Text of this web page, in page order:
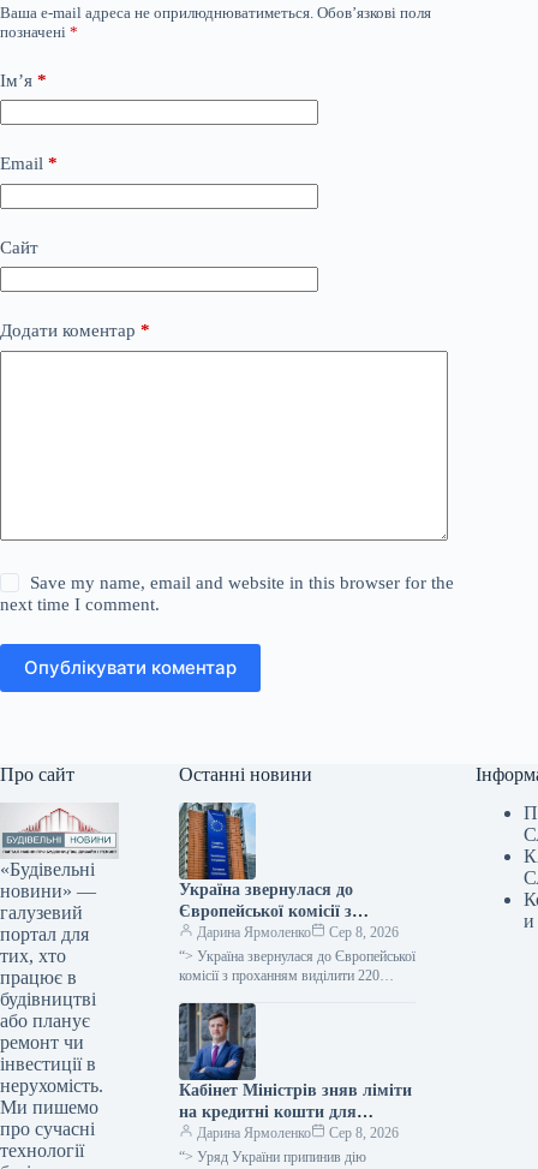
Ваша e-mail адреса не оприлюднюватиметься. Обов’язкові поля
позначені *
Ім’я *
Email *
Сайт
Додати коментар *
Save my name, email and website in this browser for the
next time I comment.
Опублікувати коментар
Про сайт
«Будівельні
новини» —
галузевий
портал для
тих, хто
працює в
будівництві
або планує
ремонт чи
інвестиції в
нерухомість.
Ми пишемо
про сучасні
технології
Останні новини
Україна звернулася до
Європейської комісії з
проханням надати 220
мільйонів євро для допомоги
аграрному сектору у зв’язку
Дарина Ярмоленко
Сер 8, 2026
“> Україна звернулася до Європейської
комісії з проханням виділити 220
допомоги для компенсації відсотків за
кредитами малим…
Кабінет Міністрів зняв ліміти
на кредитні кошти для
сільськогосподарських
підприємств в межах
Дарина Ярмоленко
Сер 8, 2026
“> Уряд України припинив дію
и